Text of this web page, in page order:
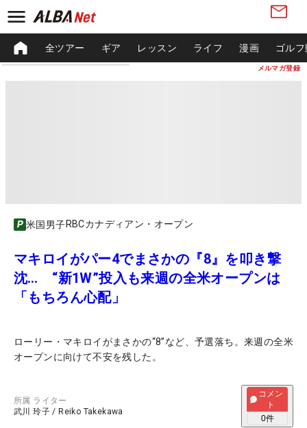
メルマガ登録
全ツアー ギア レッスン ライフ 漫画 ゴル
米国男子RBCカナディアン・オープン
マキロイがパー4でまさかの『8』を叩き撃
沈… “新1W”投入も来週の全米オープンは
「もちろん心配」
ローリー・マキロイがまさかの“8”など、予選落ち。来週の全米
オープンに向けて不安を残した。
所属 ライター
武川 玲子 / Reiko Takekawa
コメン
ト
0件